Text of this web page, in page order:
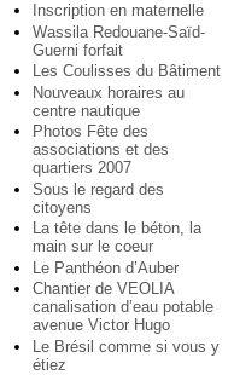
Inscription en maternelle
Wassila Redouane-Saïd-
Guerni forfait
Les Coulisses du Bâtiment
Nouveaux horaires au
centre nautique
Photos Fête des
associations et des
quartiers 2007
Sous le regard des
citoyens
La tête dans le béton, la
main sur le coeur
Le Panthéon d’Auber
Chantier de VEOLIA
canalisation d’eau potable
avenue Victor Hugo
Le Brésil comme si vous y
étiez